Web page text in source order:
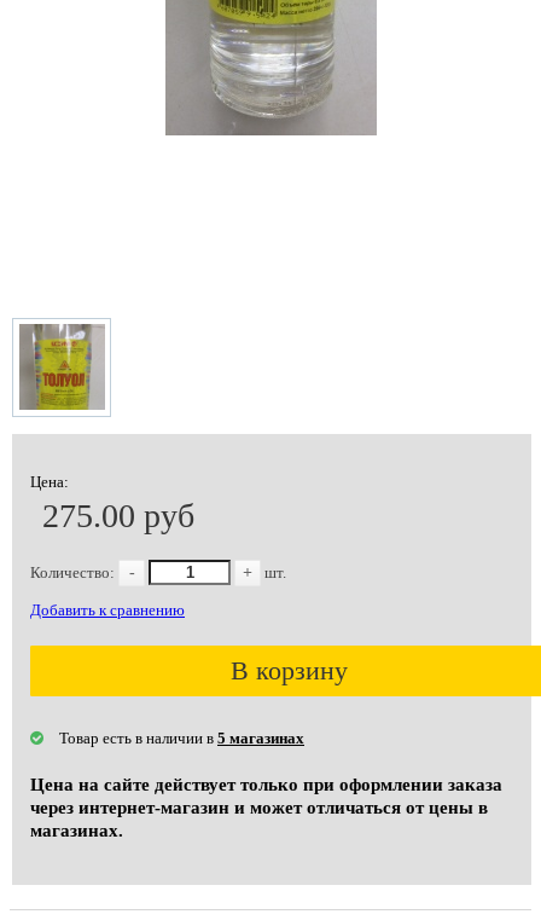
Цена:
275.00 руб
Количество: - + шт.
Добавить к сравнению
В корзину
Товар есть в наличии в 5 магазинах
Цена на сайте действует только при оформлении заказа
через интернет-магазин и может отличаться от цены в
магазинах.